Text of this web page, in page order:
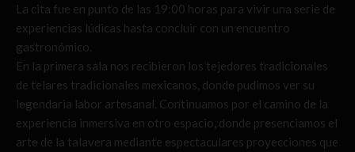
La cita fue en punto de las 19:00 horas para vivir una serie de
experiencias lúdicas hasta concluir con un encuentro
gastronómico.
En la primera sala nos recibieron los tejedores tradicionales
de telares tradicionales mexicanos, donde pudimos ver su
legendaria labor artesanal. Continuamos por el camino de la
experiencia inmersiva en otro espacio, donde presenciamos el
arte de la talavera mediante espectaculares proyecciones que